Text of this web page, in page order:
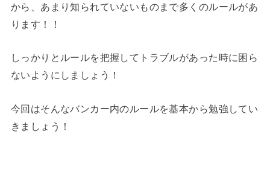
から、あまり知られていないものまで多くのルールがあ
ります！！
しっかりとルールを把握してトラブルがあった時に困ら
ないようにしましょう！
今回はそんなバンカー内のルールを基本から勉強してい
きましょう！